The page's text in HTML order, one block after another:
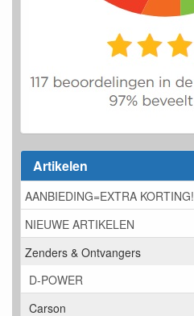
Artikelen
AANBIEDING=EXTRA KORTING!
NIEUWE ARTIKELEN
Zenders & Ontvangers
D-POWER
Carson